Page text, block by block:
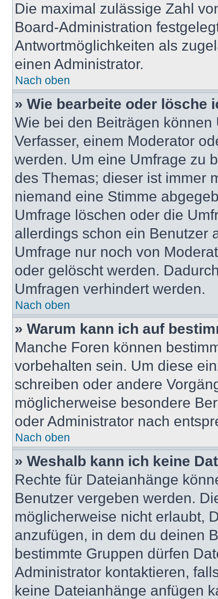
Die maximal zulässige Zahl
Board-Administration
Antwortmöglichkeiten als
einen Administrator.
Nach oben
» Wie bearbeite oder lösche
Wie bei den Beiträgen
Verfasser, einem Moderator
werden. Um eine Umfrage zu
des Themas; dieser ist immer
niemand eine Stimme
Umfrage löschen oder die
allerdings schon ein Benutzer
Umfrage nur noch von
oder gelöscht werden.
Umfragen verhindert werden.
Nach oben
» Warum kann ich auf
Manche Foren können
vorbehalten sein. Um diese
schreiben oder andere
möglicherweise besondere
oder Administrator nach
Nach oben
» Weshalb kann ich keine
Rechte für Dateianhänge
Benutzer vergeben werden.
möglicherweise nicht erlaubt,
anzufügen, in dem du deinen
bestimmte Gruppen dürfen
Administrator kontaktieren,
keine Dateianhänge anfügen